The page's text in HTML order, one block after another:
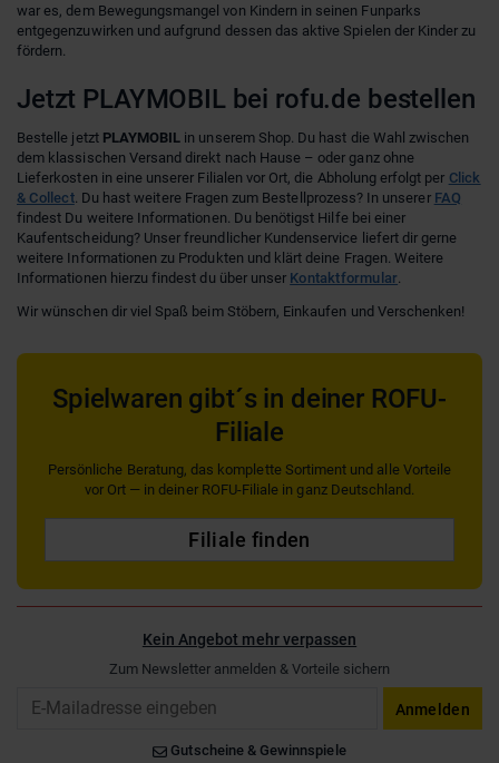
war es, dem Bewegungsmangel von Kindern in seinen Funparks
entgegenzuwirken und aufgrund dessen das aktive Spielen der Kinder zu
fördern.
Jetzt PLAYMOBIL bei rofu.de bestellen
Bestelle jetzt PLAYMOBIL in unserem Shop. Du hast die Wahl zwischen
dem klassischen Versand direkt nach Hause – oder ganz ohne
Lieferkosten in eine unserer Filialen vor Ort, die Abholung erfolgt per Click
& Collect. Du hast weitere Fragen zum Bestellprozess? In unserer FAQ
findest Du weitere Informationen. Du benötigst Hilfe bei einer
Kaufentscheidung? Unser freundlicher Kundenservice liefert dir gerne
weitere Informationen zu Produkten und klärt deine Fragen. Weitere
Informationen hierzu findest du über unser Kontaktformular
Wir wünschen dir viel Spaß beim Stöbern, Einkaufen und Verschenken!
Spielwaren gibt´s in deiner ROFU-
Filiale
Persönliche Beratung, das komplette Sortiment und alle Vorteile
vor Ort — in deiner ROFU-Filiale in ganz Deutschland.
Filiale finden
Kein Angebot mehr verpassen
Zum Newsletter anmelden & Vorteile sichern
Anmelden
Gutscheine & Gewinnspiele